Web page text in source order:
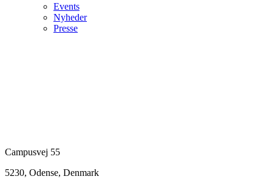
Events
Nyheder
Presse
Campusvej 55
5230, Odense, Denmark